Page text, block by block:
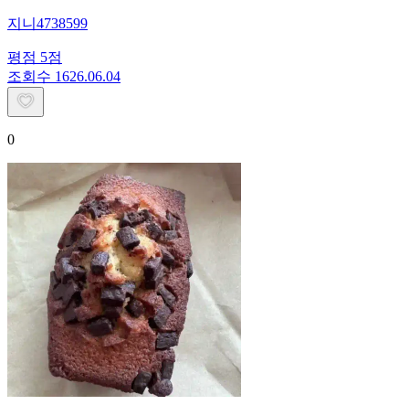
지니4738599
평점 5점
조회수 1626.06.04
0